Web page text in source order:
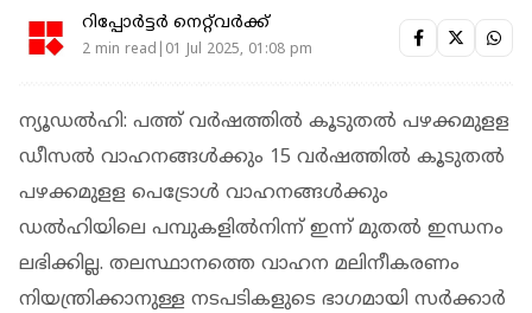
റിപ്പോർട്ടർ നെറ്റ്‌വര്‍ക്ക്‌
2 min read|01 Jul 2025, 01:08 pm
ന്യൂഡൽഹി: പത്ത് വര്‍ഷത്തില്‍ കൂടുതല്‍ പഴക്കമുളള
ഡീസല്‍ വാഹനങ്ങള്‍ക്കും 15 വര്‍ഷത്തില്‍ കൂടുതല്‍
പഴക്കമുളള പെട്രോള്‍ വാഹനങ്ങള്‍ക്കും
ഡൽഹിയിലെ പമ്പുകളിൽനിന്ന് ഇന്ന് മുതൽ ഇന്ധനം
ലഭിക്കില്ല. തലസ്ഥാനത്തെ വാഹന മലിനീകരണം
നിയന്ത്രിക്കാനുള്ള നടപടികളുടെ ഭാഗമായി സർക്കാർ